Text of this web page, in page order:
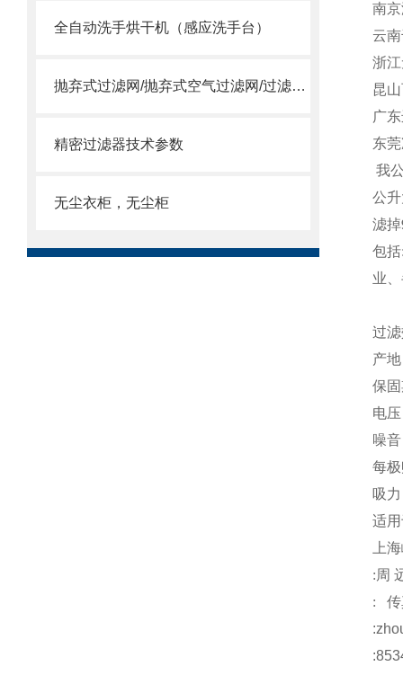
全自动洗手烘干机（感应洗手台）
抛弃式过滤网/抛弃式空气过滤网/过滤送风口/一体式过滤箱
精密过滤器技术参数
无尘衣柜，无尘柜
南
云
浙
昆
广
东
我
公
滤掉
包括
业
过
产
保
电
噪
每
吸
适
上海
:周
:
: